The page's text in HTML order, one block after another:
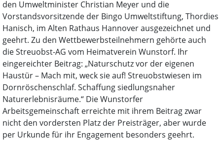
den Umweltminister Christian Meyer und die
Vorstandsvorsitzende der Bingo Umweltstiftung, Thordies
Hanisch, im Alten Rathaus Hannover ausgezeichnet und
geehrt. Zu den Wettbewerbsteilnehmern gehörte auch
die Streuobst-AG vom Heimatverein Wunstorf. Ihr
eingereichter Beitrag: „Naturschutz vor der eigenen
Haustür – Mach mit, weck sie auf! Streuobstwiesen im
Dornröschenschlaf. Schaffung siedlungsnaher
Naturerlebnisräume.“ Die Wunstorfer
Arbeitsgemeinschaft erreichte mit ihrem Beitrag zwar
nicht den vordersten Platz der Preisträger, aber wurde
per Urkunde für ihr Engagement besonders geehrt.